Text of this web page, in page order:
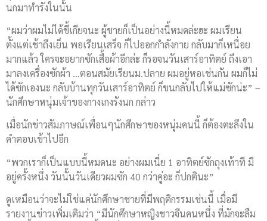
นกมาทำรังในนั้น
“ผมว่าผมไม่ได้ขี้เกียจนะ ผู้ชายก็เป็นอย่างนี้หมดล่ะฮะ ผมเรียน
ตั้งแต่เช้าถึงเย็น พอเรียนเสร็จ ก็ไปออกกำลังกาย กลับมาก็เหนื่อย
มากแล้ว ใครจะอยากซักเสื้อผ้าอีกล่ะ ก็รอจนวันเสาร์อาทิตย์ ถึงเอา
มาลงเครื่องซักผ้า …ตอนสมัยเรียนม.ปลาย ผมอยู่หอเช่นกัน ผมก็ไม่
ได้ซักเองนะ กลับบ้านทุกวันเสาร์อาทิตย์ ก็ขนกลับไปให้แม่ซักน่ะ” –
นักศึกษาหนุ่มเจ้าของกางเกงรังนก กล่าว
เมื่อนักข่าวสัมภาษณ์เพื่อนๆนักศึกษาของหนุ่มคนนี้ ก็ต้องตะลึงใน
คำตอบเข้าไปอีก
“พวกเราก็เป็นแบบนี้หมดนะ อย่างผมเนี่ย 1 อาทิตย์ซักถุงเท้าที มี
อยู่ครั้งหนึ่ง วันนั้นวันเดียวผมซัก 40 กว่าคู่อะ ก็ปกตินะ”
ดูเหมือนว่าจะไม่ใช่แค่นักศึกษาชายที่มีพฤติกรรมเช่นนี้ เมื่อมี
รายงานข่าวเพิ่มเติมว่า “มีนักศึกษาหญิงชาวจีนคนหนึ่ง ที่มักจะลืม